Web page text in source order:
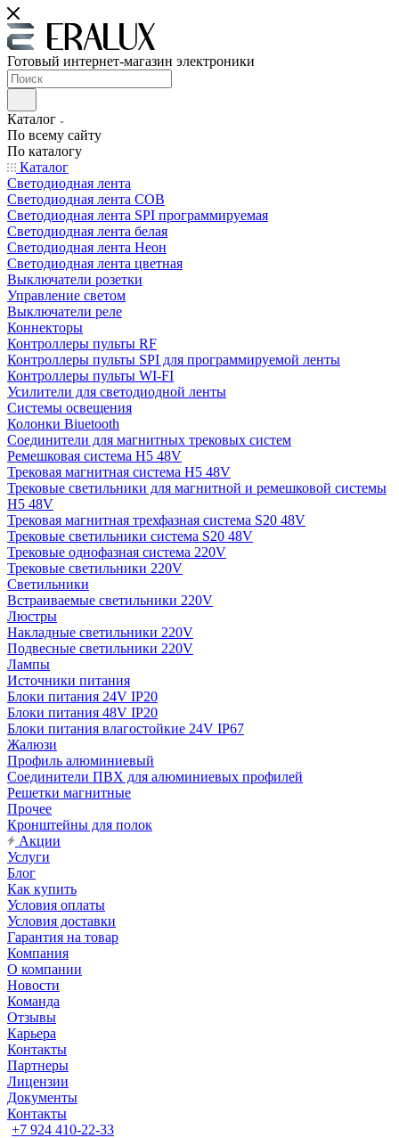
Готовый интернет-магазин электроники
Каталог
По всему сайту
По каталогу
Каталог
Светодиодная лента
Светодиодная лента COB
Светодиодная лента SPI программируемая
Светодиодная лента белая
Светодиодная лента Неон
Светодиодная лента цветная
Выключатели розетки
Управление светом
Выключатели реле
Коннекторы
Контроллеры пульты RF
Контроллеры пульты SPI для программируемой ленты
Контроллеры пульты WI-FI
Усилители для светодиодной ленты
Системы освещения
Колонки Biuetooth
Соединители для магнитных трековых систем
Ремешковая система H5 48V
Трековая магнитная система H5 48V
Трековые светильники для магнитной и ремешковой системы
H5 48V
Трековая магнитная трехфазная система S20 48V
Трековые светильники система S20 48V
Трековые однофазная система 220V
Трековые светильники 220V
Светильники
Встраиваемые светильники 220V
Люстры
Накладные светильники 220V
Подвесные светильники 220V
Лампы
Источники питания
Блоки питания 24V IP20
Блоки питания 48V IP20
Блоки питания влагостойкие 24V IP67
Жалюзи
Профиль алюминиевый
Соединители ПВХ для алюминиевых профилей
Решетки магнитные
Прочее
Кронштейны для полок
Акции
Услуги
Блог
Как купить
Условия оплаты
Условия доставки
Гарантия на товар
Компания
О компании
Новости
Команда
Отзывы
Карьера
Контакты
Партнеры
Лицензии
Документы
Контакты
+7 924 410-22-33